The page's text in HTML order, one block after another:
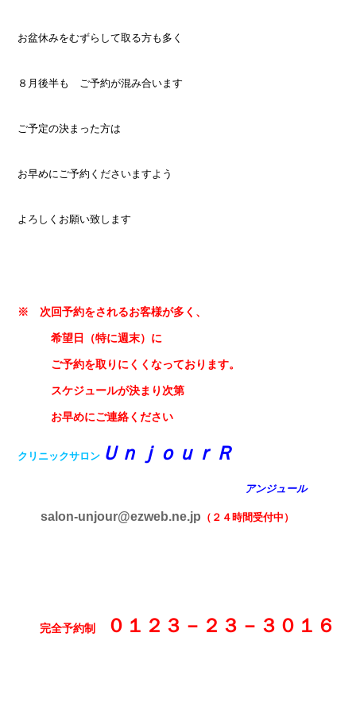
お盆休みをむずらして取る方も多く
８月後半も ご予約が混み合います
ご予定の決まった方は
お早めにご予約くださいますよう
よろしくお願い致します
※ 次回予約をされるお客様が多く、
希望日（特に週末）に
ご予約を取りにくくなっております。
スケジュールが決まり次第
お早めにご連絡ください
クリニックサロン ＵｎｊｏｕｒＲ
アンジュール
salon-unjour@ezweb.ne.jp （２４時間受付中）
完全予約制 ０１２３－２３－３０１６